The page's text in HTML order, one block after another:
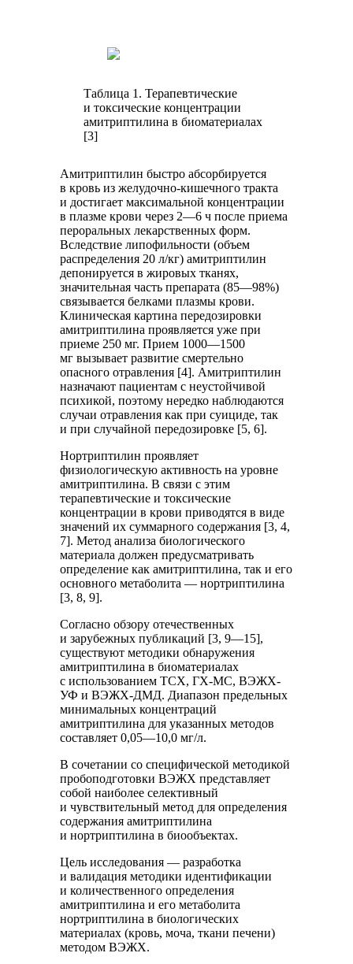
Таблица 1. Терапевтические
и токсические концентрации
амитриптилина в биоматериалах
[3]
Амитриптилин быстро абсорбируется
в кровь из желудочно-кишечного тракта
и достигает максимальной концентрации
в плазме крови через 2—6 ч после приема
пероральных лекарственных форм.
Вследствие липофильности (объем
распределения 20 л/кг) амитриптилин
депонируется в жировых тканях,
значительная часть препарата (85—98%)
связывается белками плазмы крови.
Клиническая картина передозировки
амитриптилина проявляется уже при
приеме 250 мг. Прием 1000—1500
мг вызывает развитие смертельно
опасного отравления [4]. Амитриптилин
назначают пациентам с неустойчивой
психикой, поэтому нередко наблюдаются
случаи отравления как при суициде, так
и при случайной передозировке [5, 6].
Нортриптилин проявляет
физиологическую активность на уровне
амитриптилина. В связи с этим
терапевтические и токсические
концентрации в крови приводятся в виде
значений их суммарного содержания [3, 4,
7]. Метод анализа биологического
материала должен предусматривать
определение как амитриптилина, так и его
основного метаболита — нортриптилина
[3, 8, 9].
Согласно обзору отечественных
и зарубежных публикаций [3, 9—15],
существуют методики обнаружения
амитриптилина в биоматериалах
с использованием ТСХ, ГХ-МС, ВЭЖХ-
УФ и ВЭЖХ-ДМД. Диапазон предельных
минимальных концентраций
амитриптилина для указанных методов
составляет 0,05—10,0 мг/л.
В сочетании со специфической методикой
пробоподготовки ВЭЖХ представляет
собой наиболее селективный
и чувствительный метод для определения
содержания амитриптилина
и нортриптилина в биообъектах.
Цель исследования — разработка
и валидация методики идентификации
и количественного определения
амитриптилина и его метаболита
нортриптилина в биологических
материалах (кровь, моча, ткани печени)
методом ВЭЖХ.